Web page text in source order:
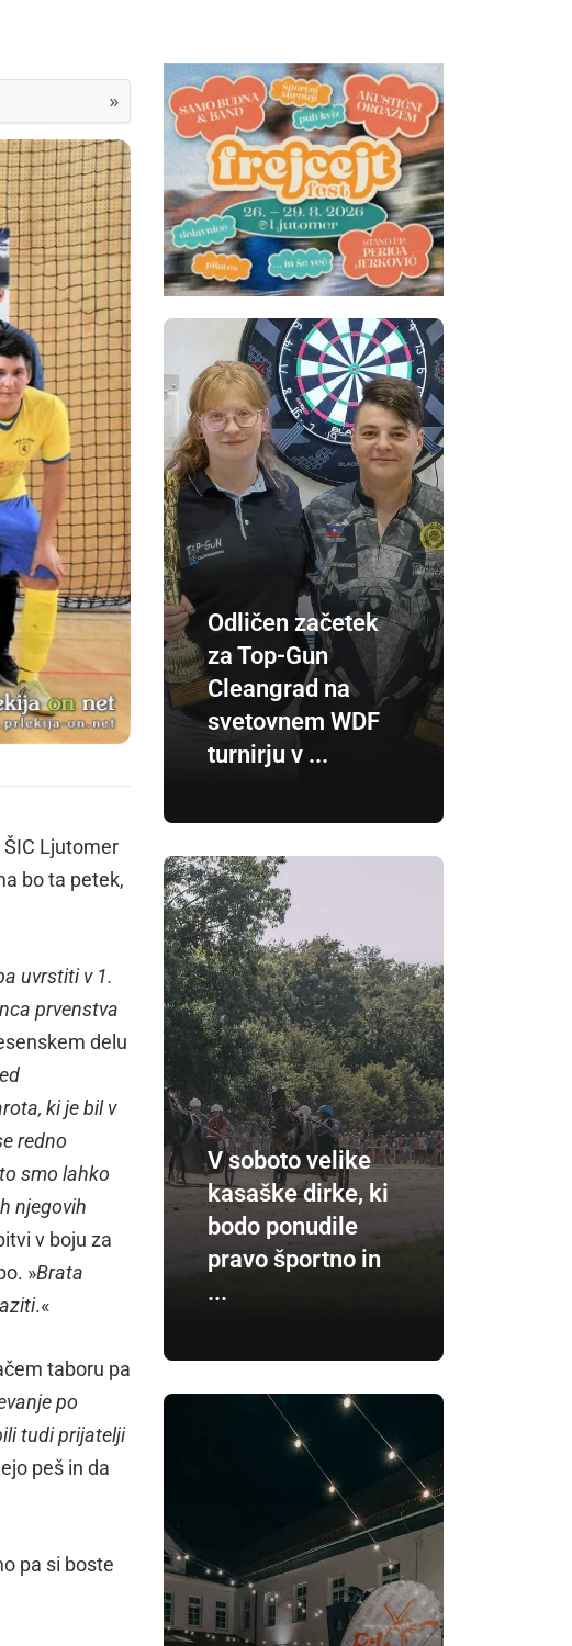
»
ŠIC Ljutomer
bo ta petek,
uvrstiti v 1.
prvenstva
delu
ki je bil v
redno
smo lahko
njegovih
v boju za
»Brata
.«
taboru pa
po
tudi prijatelji
peš in da
pa si boste
Odličen začetek
za Top-Gun
Cleangrad na
svetovnem WDF
turnirju v ...
V soboto velike
kasaške dirke, ki
bodo ponudile
pravo športno in
...